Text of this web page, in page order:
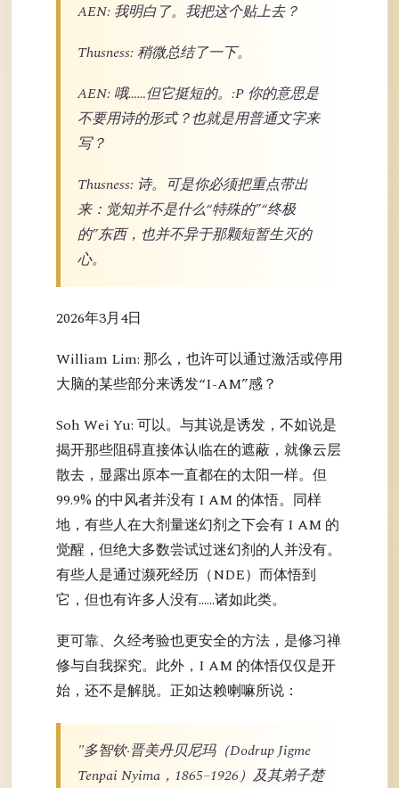
AEN: 我明白了。我把这个贴上去？
Thusness: 稍微总结了一下。
AEN: 哦……但它挺短的。:P 你的意思是
不要用诗的形式？也就是用普通文字来
写？
Thusness: 诗。可是你必须把重点带出
来：觉知并不是什么“特殊的”“终极
的”东西，也并不异于那颗短暂生灭的
心。
2026年3月4日
William Lim: 那么，也许可以通过激活或停用
大脑的某些部分来诱发“I-AM”感？
Soh Wei Yu: 可以。与其说是诱发，不如说是
揭开那些阻碍直接体认临在的遮蔽，就像云层
散去，显露出原本一直都在的太阳一样。但
99.9% 的中风者并没有 I AM 的体悟。同样
地，有些人在大剂量迷幻剂之下会有 I AM 的
觉醒，但绝大多数尝试过迷幻剂的人并没有。
有些人是通过濒死经历（NDE）而体悟到
它，但也有许多人没有……诸如此类。
更可靠、久经考验也更安全的方法，是修习禅
修与自我探究。此外，I AM 的体悟仅仅是开
始，还不是解脱。正如达赖喇嘛所说：
"多智钦·晋美丹贝尼玛（Dodrup Jigme
Tenpai Nyima，1865–1926）及其弟子楚